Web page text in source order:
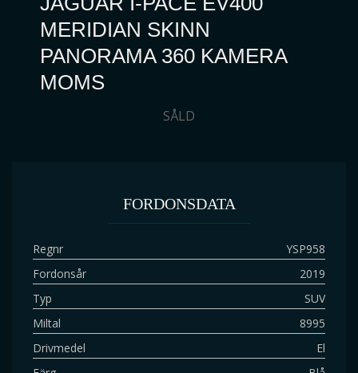
MERIDIAN SKINN
PANORAMA 360 KAMERA
MOMS
SÅLD
FORDONSDATA
Regnr
YSP958
Fordonsår
2019
Typ
SUV
Miltal
8995
Drivmedel
El